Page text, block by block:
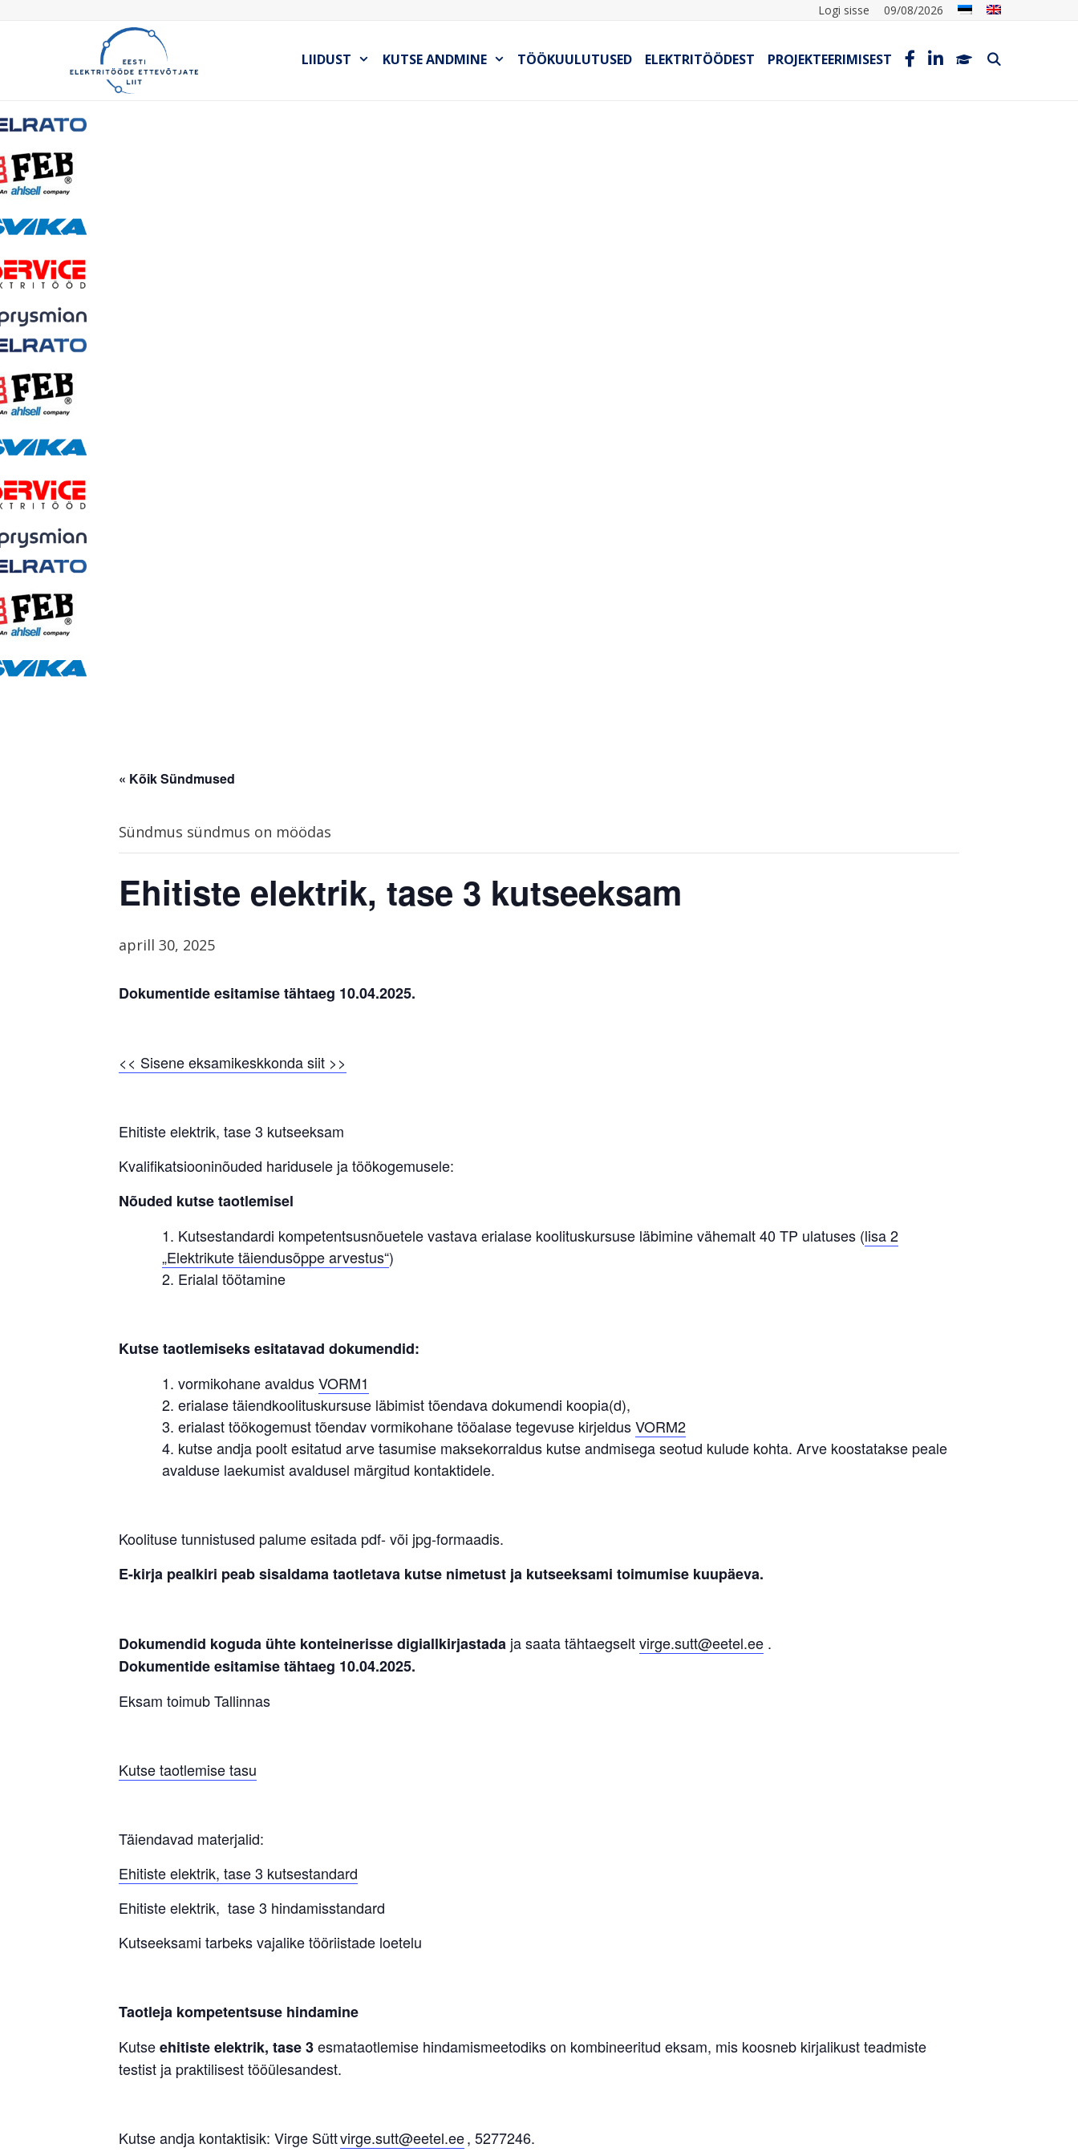
Logi sisse 09/08/2026
LIIDUST KUTSE ANDMINE TÖÖKUULUTUSED ELEKTRITÖÖDEST PROJEKTEERIMISEST
« Kõik Sündmused
Sündmus sündmus on möödas
Ehitiste elektrik, tase 3 kutseeksam
aprill 30, 2025
Dokumentide esitamise tähtaeg 10.04.2025.
<< Sisene eksamikeskkonda siit >>
Ehitiste elektrik, tase 3 kutseeksam
Kvalifikatsiooninõuded haridusele ja töökogemusele:
Nõuded kutse taotlemisel
Kutsestandardi kompetentsusnõuetele vastava erialase koolituskursuse läbimine vähemalt 40 TP ulatuses (lisa 2
„Elektrikute täiendusõppe arvestus“)
Erialal töötamine
Kutse taotlemiseks esitatavad dokumendid:
vormikohane avaldusVORM1
erialase täiendkoolituskursuse läbimist tõendava dokumendi koopia(d),
erialast töökogemust tõendav vormikohane tööalase tegevuse kirjeldusVORM2
kutse andja poolt esitatud arve tasumise maksekorraldus kutse andmisega seotud kulude kohta. Arve koostatakse peale
avalduse laekumist avaldusel märgitud kontaktidele.
Koolituse tunnistused palume esitada pdf- või jpg-formaadis.
E-kirja pealkiri peab sisaldama taotletava kutse nimetust ja kutseeksami toimumise kuupäeva.
Dokumendid koguda ühte konteinerisse digiallkirjastada ja saata tähtaegseltvirge.sutt@eetel.ee .
Dokumentide esitamise tähtaeg 10.04.2025.
Eksam toimub Tallinnas
Kutse taotlemise tasu
Täiendavad materjalid:
Ehitiste elektrik, tase 3 kutsestandard
Ehitiste elektrik, tase 3 hindamisstandard
Kutseeksami tarbeks vajalike tööriistade loetelu
Taotleja kompetentsuse hindamine
Kutseehitiste elektrik, tase 3esmataotlemise hindamismeetodiks on kombineeritud eksam, mis koosneb kirjalikust teadmiste
testist ja praktilisest tööülesandest.
Kutse andja kontaktisik: Virge Süttvirge.sutt@eetel.ee, 5277246.